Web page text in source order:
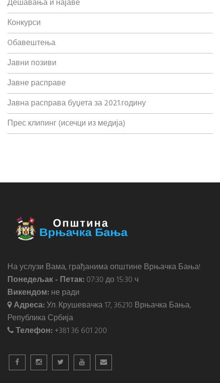
Дешавања и најаве
Конкурси
Oбавештења
Јавни позиви
Јавне расправе
Јавна расправа буџета за 2021.годину
Прес клипинг (исечци из медија)
На услузи Вама, грађанима општине Врњачка Бања!
Понедељак - Петак:07:30 до 15:30 ч
Викендом:не ради
Адреса:Ул. Крушевачка 17, 36210 Врњачка Бања,
Република Србија
Телефон:+381 36 601 200